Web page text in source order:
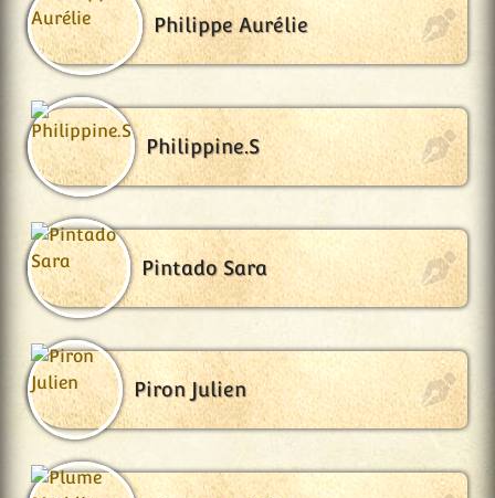
Philippe Aurélie
Philippine.S
Pintado Sara
Piron Julien